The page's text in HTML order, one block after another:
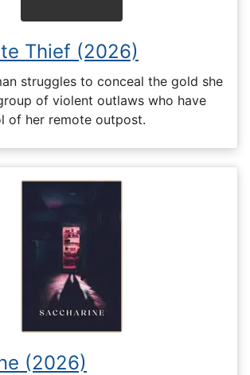
Thief (2026)
struggles to conceal the gold she
of violent outlaws who have
of her remote outpost.
(2026)